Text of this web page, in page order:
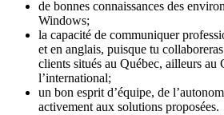
de bonnes connaissances des
Windows;
la capacité de communiquer
et en anglais, puisque tu
clients situés au Québec, ailleurs au
l’international;
un bon esprit d’équipe, de
activement aux solutions proposées.